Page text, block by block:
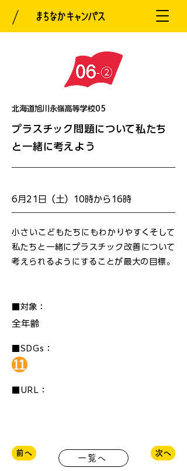
北海道旭川永嶺高等学校05
プラスチック問題について私たち
と一緒に考えよう
6月21日（土）10時から16時
小さいこどもたちにもわかりやすくそして
私たちと一緒にプラスチック改善について
考えられるようにすることが最大の目標。
■対象：
全年齢
■SDGs：
■URL：
前へ
一覧へ
次へ